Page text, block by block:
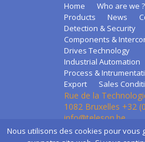
Home
Who are we ?
Products
News
Detection & Security
Components &
Drives Technology
Industrial Automation
Process &
Export
Sales
Rue de la
1082 Bruxelles +32
info@teleson.be
Nous utilisons des cookies pour vous